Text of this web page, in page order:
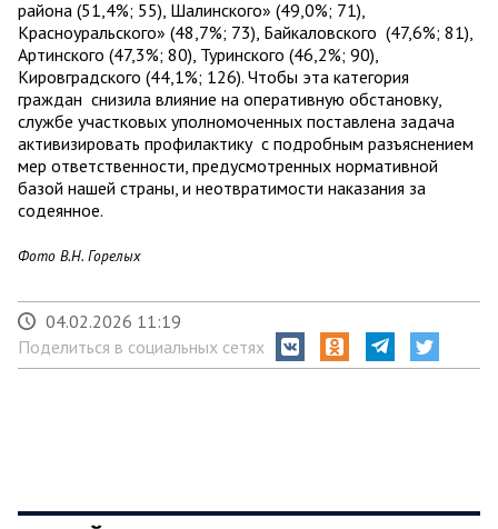
района (51,4%; 55), Шалинского» (49,0%; 71),
Красноуральского» (48,7%; 73), Байкаловского (47,6%; 81),
Артинского (47,3%; 80), Туринского (46,2%; 90),
Кировградского (44,1%; 126). Чтобы эта категория
граждан снизила влияние на оперативную обстановку,
службе участковых уполномоченных поставлена задача
активизировать профилактику с подробным разъяснением
мер ответственности, предусмотренных нормативной
базой нашей страны, и неотвратимости наказания за
содеянное.
Фото В.Н. Горелых
04.02.2026 11:19
Поделиться в социальных сетях